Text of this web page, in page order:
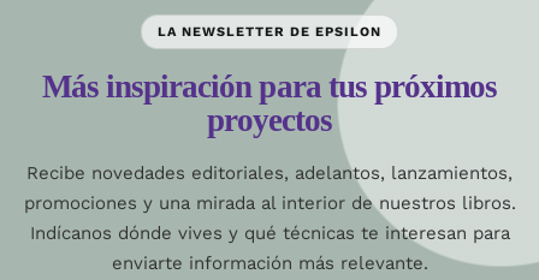
LA NEWSLETTER DE EPSILON
Más inspiración para tus próximos
proyectos
Recibe novedades editoriales, adelantos, lanzamientos,
promociones y una mirada al interior de nuestros libros.
Indícanos dónde vives y qué técnicas te interesan para
enviarte información más relevante.